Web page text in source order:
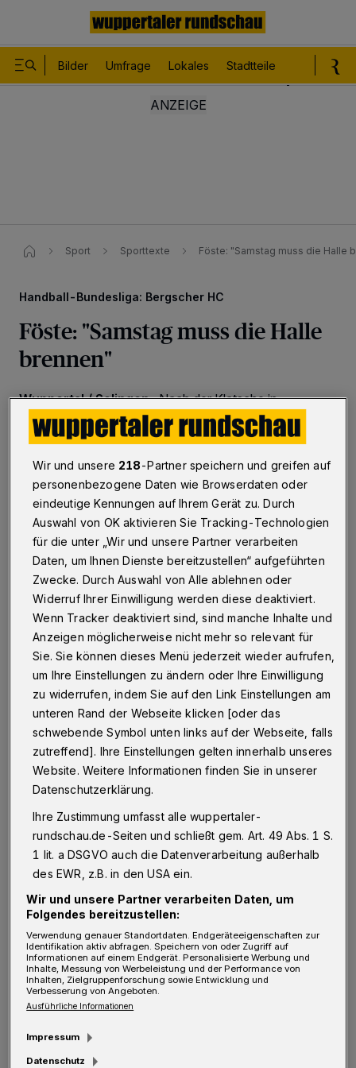
Bilder Umfrage Lokales Stadtteile
Sport Sporttexte Föste: "Samstag muss die Halle
Handball-Bundesliga: Bergscher HC
Föste: "Samstag muss die Halle
brennen"
Wuppertal / Solingen·Nach der Klatsche in
Magdeburg ist Handball-Bundesligist BHC auf
Schützenhilfe angewiesen: Der letzte Spieltag wird zum
Abstiegs-Showdown.
07.06.2017 , 21:22 Uhr
Das Wappen des BHC.
Foto: BHC
Wir und unsere 218-Partner speichern und greifen auf
personenbezogene Daten wie Browserdaten oder
eindeutige Kennungen auf Ihrem Gerät zu. Durch
Auswahl von OK aktivieren Sie Tracking-Technologien
für die unter „Wir und unsere Partner verarbeiten
Daten, um Ihnen Dienste bereitzustellen“ aufgeführten
Zwecke. Durch Auswahl von Alle ablehnen oder
Widerruf Ihrer Einwilligung werden diese deaktiviert.
Wenn Tracker deaktiviert sind, sind manche Inhalte und
Anzeigen möglicherweise nicht mehr so relevant für
Sie. Sie können dieses Menü jederzeit wieder aufrufen,
um Ihre Einstellungen zu ändern oder Ihre Einwilligung
zu widerrufen, indem Sie auf den Link Einstellungen am
unteren Rand der Webseite klicken [oder das
schwebende Symbol unten links auf der Webseite, falls
zutreffend]. Ihre Einstellungen gelten innerhalb unseres
Website. Weitere Informationen finden Sie in unserer
Datenschutzerklärung.
Ihre Zustimmung umfasst alle wuppertaler-
rundschau.de-Seiten und schließt gem. Art. 49 Abs. 1 S.
1 lit. a DSGVO auch die Datenverarbeitung außerhalb
des EWR, z.B. in den USA ein.
Wir und unsere Partner verarbeiten Daten, um
Folgendes bereitzustellen:
Verwendung genauer Standortdaten. Endgeräteeigenschaften zur
Identifikation aktiv abfragen. Speichern von oder Zugriff auf
Informationen auf einem Endgerät. Personalisierte Werbung und
Inhalte, Messung von Werbeleistung und der Performance von
Inhalten, Zielgruppenforschung sowie Entwicklung und
Verbesserung von Angeboten.
Ausführliche Informationen
Impressum
Datenschutz